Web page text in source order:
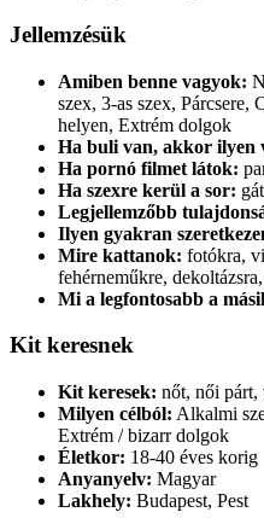
Jellemzésük
Amiben benne vagyok:
szex, 3-as szex, Párcsere,
helyen, Extrém dolgok
Ha buli van, akkor ilyen
Ha pornó filmet látok:
Ha szexre kerül a sor:
Legjellemzőbb
Ilyen gyakran
Mire kattanok: fotókra,
fehérneműkre,
Mi a legfontosabb a
Kit keresnek
Kit keresek: nőt, női párt,
Milyen célból: Alkalmi
Extrém / bizarr dolgok
Életkor: 18-40 éves korig
Anyanyelv: Magyar
Lakhely: Budapest, Pest